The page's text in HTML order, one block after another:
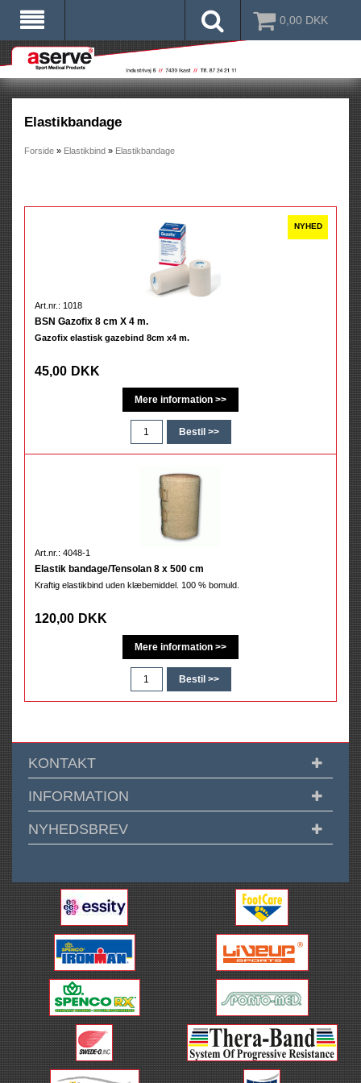
0,00 DKK
Elastikbandage
Forside » Elastikbind » Elastikbandage
Art.nr.: 1018
BSN Gazofix 8 cm X 4 m.
Gazofix elastisk gazebind 8cm x4 m.
45,00 DKK
Art.nr.: 4048-1
Elastik bandage/Tensolan 8 x 500 cm
Kraftig elastikbind uden klæbemiddel. 100 % bomuld.
120,00 DKK
KONTAKT
INFORMATION
NYHEDSBREV